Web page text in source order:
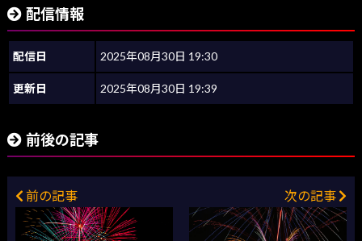
配信情報
配信日 2025年08月30日 19:30
更新日 2025年08月30日 19:39
前後の記事
前の記事 次の記事